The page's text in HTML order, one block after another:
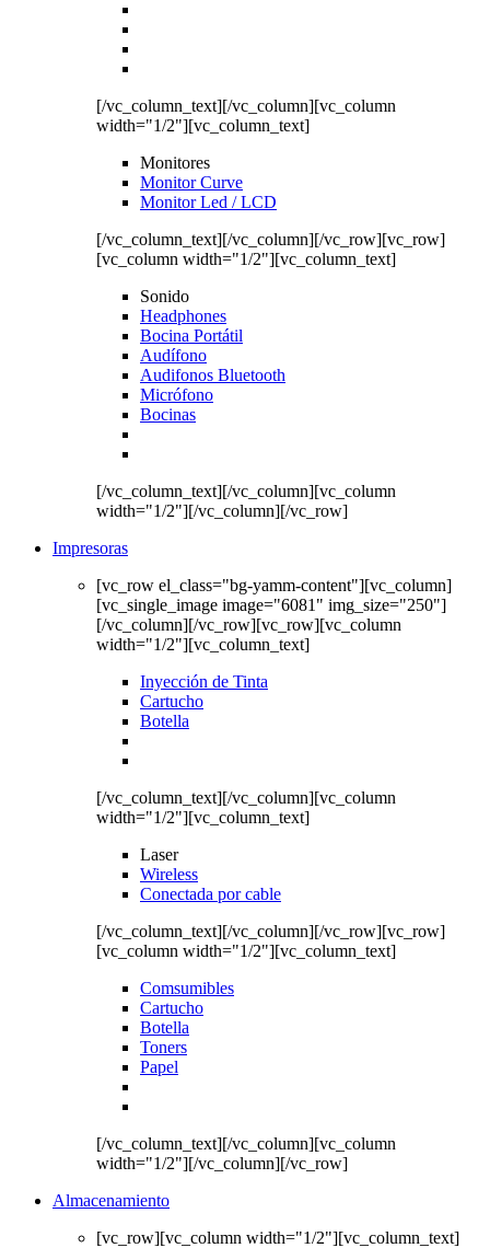
[/vc_column_text][/vc_column][vc_column
width="1/2"][vc_column_text]
Monitores
Monitor Curve
Monitor Led / LCD
[/vc_column_text][/vc_column][/vc_row][vc_row]
[vc_column width="1/2"][vc_column_text]
Sonido
Headphones
Bocina Portátil
Audífono
Audifonos Bluetooth
Micrófono
Bocinas
[/vc_column_text][/vc_column][vc_column
width="1/2"][/vc_column][/vc_row]
Impresoras
[vc_row el_class="bg-yamm-content"][vc_column]
[vc_single_image image="6081" img_size="250"]
[/vc_column][/vc_row][vc_row][vc_column
width="1/2"][vc_column_text]
Inyección de Tinta
Cartucho
Botella
[/vc_column_text][/vc_column][vc_column
width="1/2"][vc_column_text]
Laser
Wireless
Conectada por cable
[/vc_column_text][/vc_column][/vc_row][vc_row]
[vc_column width="1/2"][vc_column_text]
Comsumibles
Cartucho
Botella
Toners
Papel
[/vc_column_text][/vc_column][vc_column
width="1/2"][/vc_column][/vc_row]
Almacenamiento
[vc_row][vc_column width="1/2"][vc_column_text]